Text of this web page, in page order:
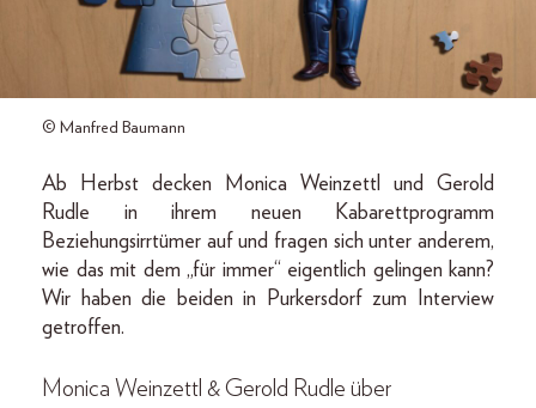
© Manfred Baumann
Ab Herbst decken Monica Weinzettl und Gerold
Rudle in ihrem neuen Kabarettprogramm
Beziehungsirrtümer auf und fragen sich unter anderem,
wie das mit dem „für immer“ eigentlich gelingen kann?
Wir haben die beiden in Purkersdorf zum Interview
getroffen.
Monica Weinzettl & Gerold Rudle über